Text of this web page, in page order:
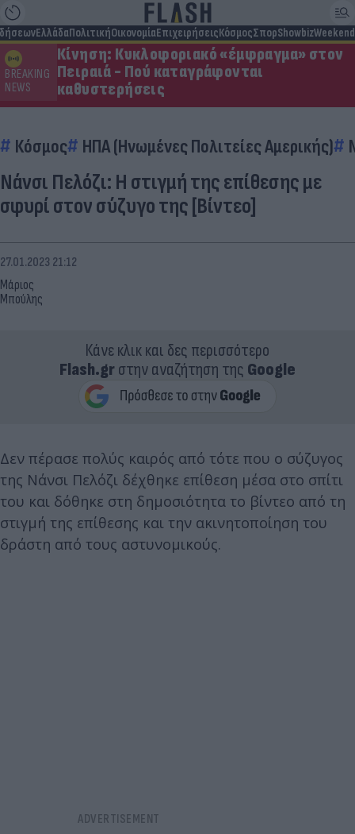
ΕλλάδαΠολιτικήΟικονομίαΕπιχειρήσειςΚόσμοςΣπορShowbizWeekend
BREAKING
NEWS
Κίνηση: Κυκλοφοριακό «έμφραγμα» στον
Πειραιά - Πού καταγράφονται
καθυστερήσεις
Κόσμος ΗΠΑ (Ηνωμένες Πολιτείες Αμερικής)
Νάνσι Πελόζι: Η στιγμή της επίθεσης με
σφυρί στον σύζυγο της [Βίντεο]
Μάριος
Μπούλης
27.01.2023 21:12
Κάνε κλικ και δες περισσότερο
Flash.grστην αναζήτηση της Google
Δεν πέρασε πολύς καιρός από τότε που ο σύζυγος
της Νάνσι Πελόζι δέχθηκε επίθεση μέσα στο σπίτι
του και δόθηκε στη δημοσιότητα το βίντεο από τη
στιγμή της επίθεσης και την ακινητοποίηση του
δράστη από τους αστυνομικούς.